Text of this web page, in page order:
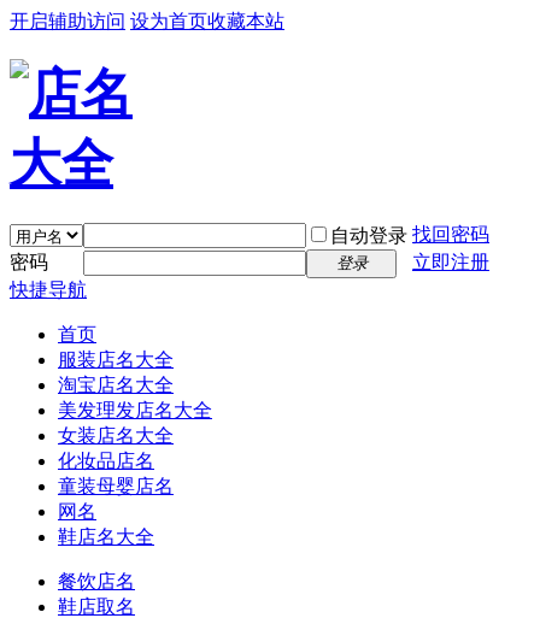
开启辅助访问 设为首页收藏本站
自动登录 找回密码
密码
登录
立即注册
快捷导航
首页
服装店名大全
淘宝店名大全
美发理发店名大全
女装店名大全
化妆品店名
童装母婴店名
网名
鞋店名大全
餐饮店名
鞋店取名